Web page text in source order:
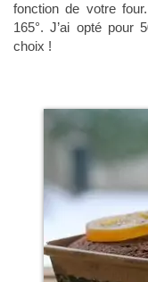
fonction de votre
165°. J’ai opté pour
choix !